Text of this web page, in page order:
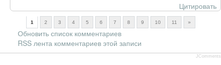
Цитировать
1 2 3 4 5 6 7 8 9 10 11 »
Обновить список комментариев
RSS лента комментариев этой записи
JComments